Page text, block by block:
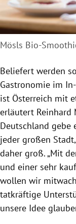
Mösls Bio-
Beliefert werden
Gastronomie im
ist Österreich mit
erläutert Reinhard
Deutschland gebe
jeder großen
daher groß. „Mit
und einer sehr
wollen wir
tatkräftige
unsere Idee